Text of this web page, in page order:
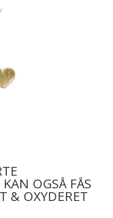
Dette
Mulighederne
kan
vælges
OGSÅ FÅS
& OXYDERET